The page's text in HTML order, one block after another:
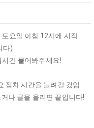
요일 아침 12시에 시작
다)
간 물어봐주세요!
점차 시간을 늘려갈 겄입
나 글을 올리면 끝입니다!